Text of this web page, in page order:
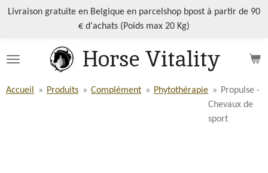
Passer
principal
Horse Vitality
Livraison gratuite en Belgique en parcelshop bpost à partir de 90
€ d'achats (Poids max 20 Kg)
Accueil » Produits » Complément » Phytothérapie » Propulse -
Chevaux de
sport